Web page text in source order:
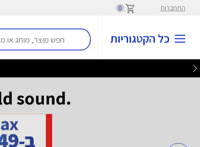
התחברות 0
כל הקטגוריות